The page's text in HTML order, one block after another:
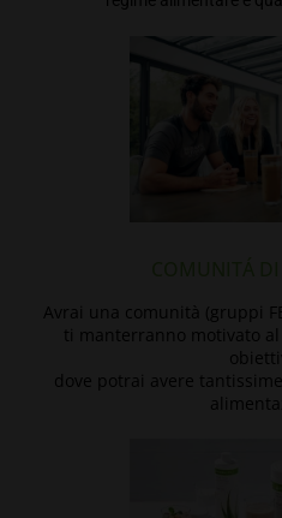
Avrai una comunità (gruppi
ti manterranno motivato
dove potrai avere